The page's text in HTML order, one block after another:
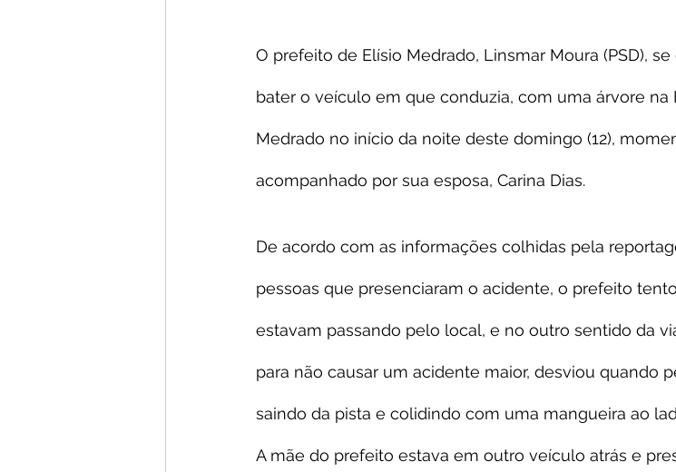
O prefeito de Elísio Medrado, Linsmar Moura (PSD),
bater o veículo em que conduzia, com uma árvore na
Medrado no início da noite deste domingo (12),
acompanhado por sua esposa, Carina Dias.
De acordo com as informações colhidas pela
pessoas que presenciaram o acidente, o prefeito
estavam passando pelo local, e no outro sentido da
para não causar um acidente maior, desviou quando
saindo da pista e colidindo com uma mangueira ao
A mãe do prefeito estava em outro veículo atrás e